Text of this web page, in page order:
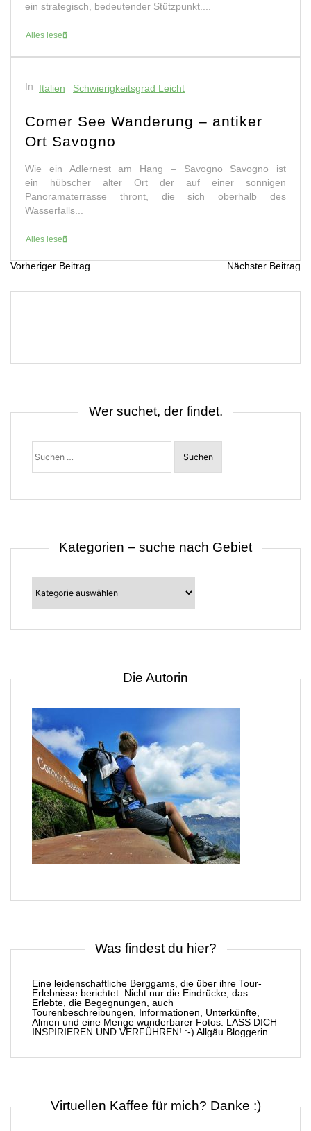
ein strategisch, bedeutender Stützpunkt....
Alles lesen
In Italien Schwierigkeitsgrad Leicht
Comer See Wanderung – antiker
Ort Savogno
Wie ein Adlernest am Hang – Savogno Savogno ist
ein hübscher alter Ort der auf einer sonnigen
Panoramaterrasse thront, die sich oberhalb des
Wasserfalls...
Alles lesen
B
a
a
Vorheriger Beitrag Nächster Beitrag
Wer suchet, der findet.
nach:
Kategorien – suche nach Gebiet
–
nach
Die Autorin
Was findest du hier?
Eine leidenschaftliche Berggams, die über ihre Tour-
Erlebnisse berichtet. Nicht nur die Eindrücke, das
Erlebte, die Begegnungen, auch
Tourenbeschreibungen, Informationen, Unterkünfte,
Almen und eine Menge wunderbarer Fotos. LASS DICH
INSPIRIEREN UND VERFÜHREN! :-) Allgäu Bloggerin
Virtuellen Kaffee für mich? Danke :)